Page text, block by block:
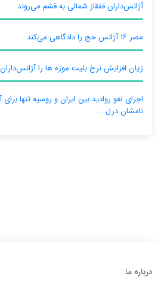
آژانس‌داران قفقاز شمالی به قشم می‌روند
مصر ۱۶ آژانس حج را دادگاهی می‌کند
زیان افزایش نرخ بلیت موزه ها را
اجرای لغو روادید بین ایران و روسیه تنها
نامشان درل...
درباره ما